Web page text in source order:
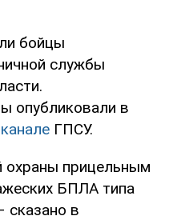
бойцы
службы
опубликовали в
ГПСУ.
охраны прицельным
БПЛА типа
сказано в